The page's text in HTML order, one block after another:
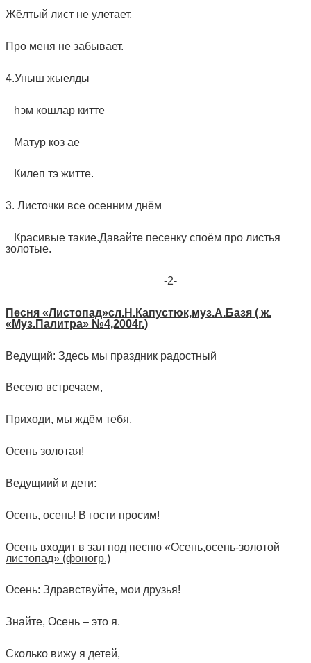
Жёлтый лист не улетает,
Про меня не забывает.
4.Уныш жыелды
hэм кошлар китте
Матур коз ае
Килеп тэ житте.
3. Листочки все осенним днём
Красивые такие.Давайте песенку споём про листья
золотые.
-2-
Песня «Листопад»сл.Н.Капустюк,муз.А.Базя ( ж.
«Муз.Палитра» №4,2004г.)
Ведущий: Здесь мы праздник радостный
Весело встречаем,
Приходи, мы ждём тебя,
Осень золотая!
Ведущиий и дети:
Осень, осень! В гости просим!
Осень входит в зал под песню «Осень,осень-золотой
листопад» (фоногр.)
Осень: Здравствуйте, мои друзья!
Знайте, Осень – это я.
Сколько вижу я детей,